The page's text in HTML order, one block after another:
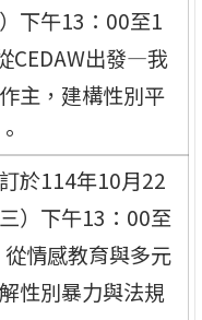
）下午13：00至1
CEDAW出發—我
主，建構性別平
於114年10月22
）下午13：00至
情感教育與多元
性別暴力與法規